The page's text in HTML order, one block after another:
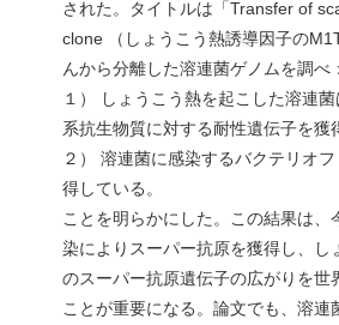
された。タイトルは「Transfer of
clone （しょうこう熱誘導因子の
んから分離した溶連菌ゲノムを調べ：
１） しょうこう熱を起こした溶連
系抗生物質に対する耐性遺伝子を獲
２） 溶連菌に感染するバクテリオ
得している。
ことを明らかにした。この結果は
染によりスーパー抗原を獲得し、し
のスーパー抗原遺伝子の広がりを
ことが重要になる。論文でも、溶